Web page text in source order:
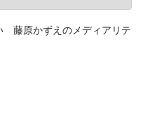
藤原かずえのメディアリテ